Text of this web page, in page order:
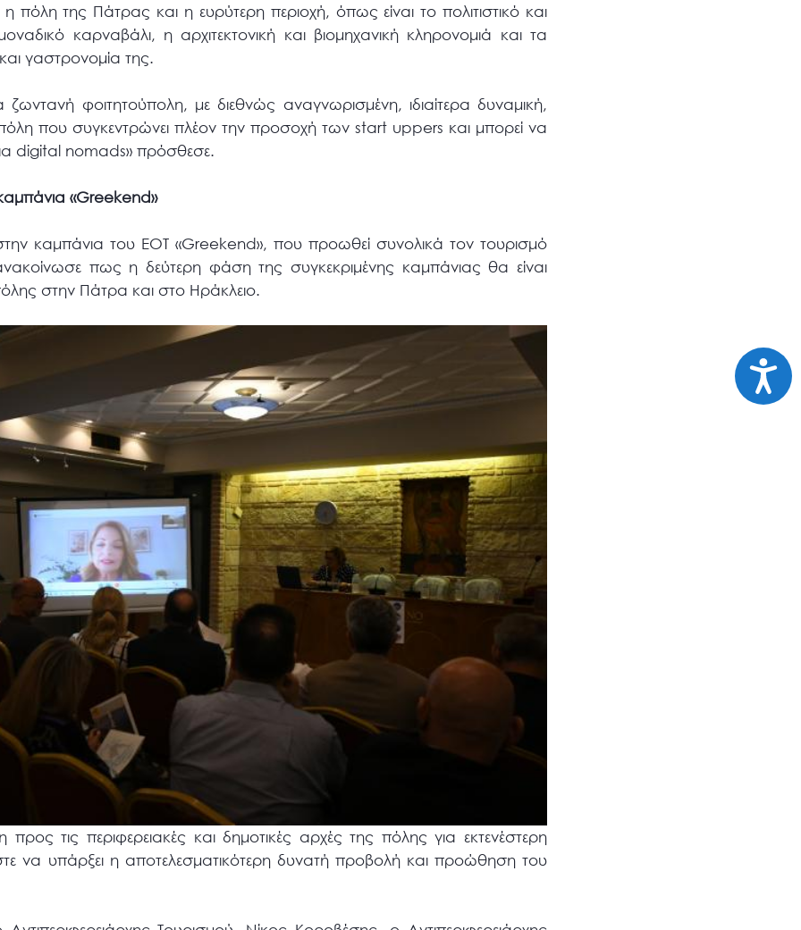
η πόλη της Πάτρας και η ευρύτερη περιοχή, όπως είναι το πολιτιστικό και
καρναβάλι, η αρχιτεκτονική και βιομηχανική κληρονομιά και τα
γαστρονομία της.
ζωντανή φοιτητούπολη, με διεθνώς αναγνωρισμένη, ιδιαίτερα δυναμική,
που συγκεντρώνει πλέον την προσοχή των start uppers και μπορεί να
digital nomads» πρόσθεσε.
«Greekend»
καμπάνια του ΕΟΤ «Greekend», που προωθεί συνολικά τον τουρισμό
πως η δεύτερη φάση της συγκεκριμένης καμπάνιας θα είναι
στην Πάτρα και στο Ηράκλειο.
τις περιφερειακές και δημοτικές αρχές της πόλης για εκτενέστερη
να υπάρξει η αποτελεσματικότερη δυνατή προβολή και προώθηση του